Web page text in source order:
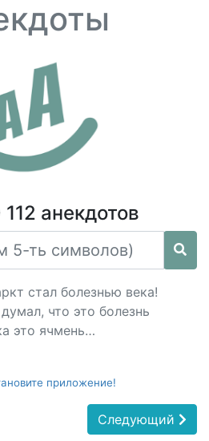
112 анекдотов
стал болезнью века!
что это болезнь
это ячмень…
приложение!
Следующий